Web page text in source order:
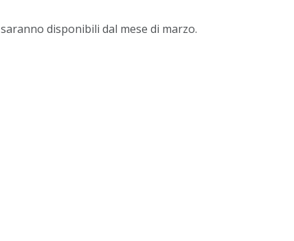
saranno disponibili dal mese di marzo.